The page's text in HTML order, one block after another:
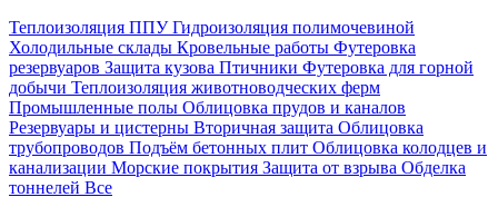
Теплоизоляция ППУГидроизоляция полимочевиной
Холодильные склады Кровельные работы Футеровка
резервуаров Защита кузова Птичники Футеровка для горной
добычи Теплоизоляция животноводческих ферм
Промышленные полы Облицовка прудов и каналов
Резервуары и цистерны Вторичная защита Облицовка
трубопроводов Подъём бетонных плит Облицовка колодцев и
канализации Морские покрытия Защита от взрыва Обделка
тоннелей Все